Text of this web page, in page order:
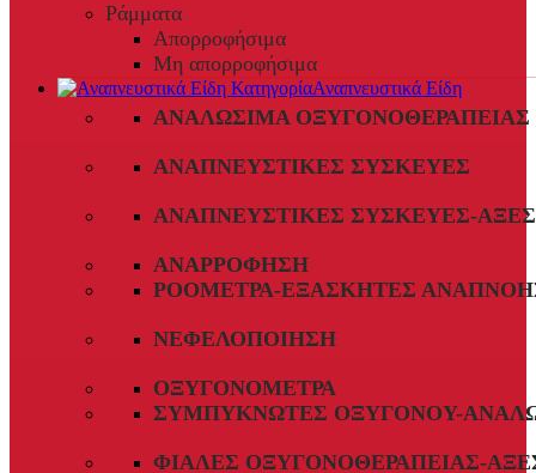
Ράμματα
Απορροφήσιμα
Μη απορροφήσιμα
Αναπνευστικά Είδη
ΑΝΑΛΏΣΙΜΑ ΟΞΥΓΟΝΟΘΕΡΑΠΕΊΑΣ
ΑΝΑΠΝΕΥΣΤΙΚΈΣ ΣΥΣΚΕΥΈΣ
ΑΝΑΠΝΕΥΣΤΙΚΈΣ ΣΥΣΚΕΥΈΣ-
ΑΝΑΡΡΌΦΗΣΗ
ΡΟΌΜΕΤΡΑ-ΕΞΑΣΚΗΤΈΣ
ΝΕΦΕΛΟΠΟΊΗΣΗ
ΟΞΥΓΟΝΌΜΕΤΡΑ
ΣΥΜΠΥΚΝΩΤΈΣ ΟΞΥΓΌΝΟΥ-
ΦΙΆΛΕΣ ΟΞΥΓΟΝΟΘΕΡΑΠΕΊΑΣ-